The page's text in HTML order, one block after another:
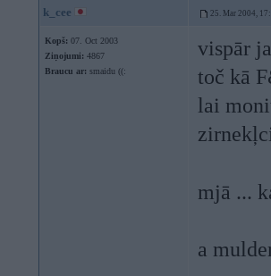
k_cee 25. Mar 2004,
Kopš: 07. Oct 2003
Ziņojumi: 4867
Braucu ar: smaidu ((:
vispār
toč kā
lai
mjā ...
a